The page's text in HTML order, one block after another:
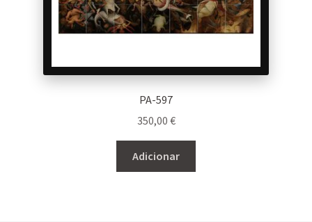
PA-597
350,00 €
Adicionar